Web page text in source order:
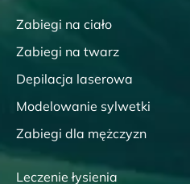
Zabiegi na ciało
Zabiegi na twarz
Depilacja laserowa
Modelowanie sylwetki
Zabiegi dla mężczyzn
Leczenie łysienia